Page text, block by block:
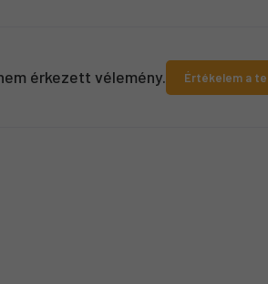
érkezett vélemény. Értékelem a